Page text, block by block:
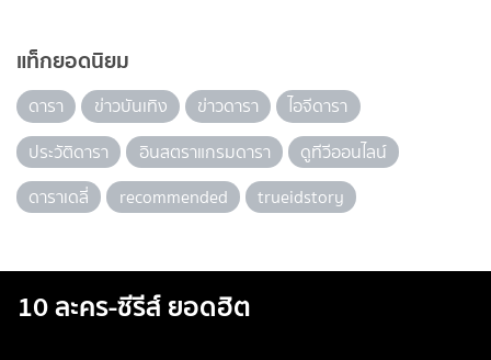
แท็กยอดนิยม
ดารา ข่าวบันเทิง ข่าวดารา
ไอจีดารา
ประวัติดารา
อินสตราแกรมดารา
ดูทีวีออนไลน์
ดาราเดลี่
recommended trueidstory
10 ละคร-ซีรีส์ ยอดฮิต